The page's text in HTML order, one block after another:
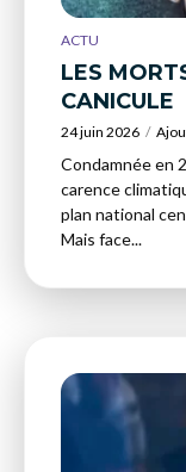
ACTU
LES
CANICULE
24 juin 2026
Condamnée en
carence
plan national
Mais face...